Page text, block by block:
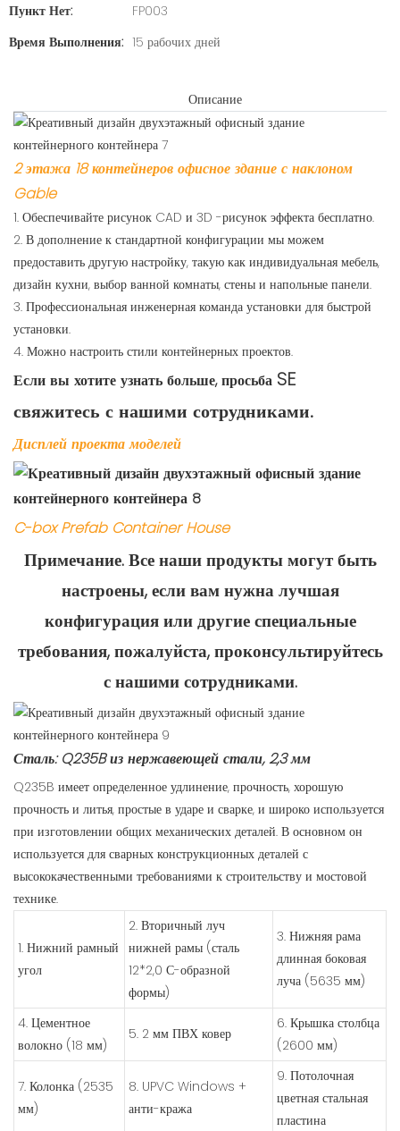
Пункт Нет:
FP003
Время Выполнения: 15 рабочих дней
Описание
2 этажа 18 контейнеров офисное здание с наклоном
Gable
1. Обеспечивайте рисунок CAD и 3D -рисунок эффекта бесплатно.
2. В дополнение к стандартной конфигурации мы можем
предоставить другую настройку, такую ​​как индивидуальная мебель,
дизайн кухни, выбор ванной комнаты, стены и напольные панели.
3. Профессиональная инженерная команда установки для быстрой
установки.
4. Можно настроить стили контейнерных проектов.
Если вы хотите узнать больше, просьба SE
свяжитесь с нашими сотрудниками.
Дисплей проекта моделей
C-box Prefab Container House
Примечание. Все наши продукты могут быть
настроены, если вам нужна лучшая
конфигурация или другие специальные
требования, пожалуйста, проконсультируйтесь
с нашими сотрудниками.
Сталь: Q235B из нержавеющей стали, 2,3 мм
Q235B имеет определенное удлинение, прочность, хорошую
прочность и литья, простые в ударе и сварке, и широко используется
при изготовлении общих механических деталей. В основном он
используется для сварных конструкционных деталей с
высококачественными требованиями к строительству и мостовой
технике.
1. Нижний рамный
угол
2. Вторичный луч
нижней рамы (сталь
12*2,0 С-образной
формы)
3. Нижняя рама
длинная боковая
луча (5635 мм)
4. Цементное
волокно (18 мм)
5. 2 мм ПВХ ковер
6. Крышка столбца
(2600 мм)
7. Колонка (2535
мм)
8. UPVC Windows +
анти-кража
9. Потолочная
цветная стальная
пластина